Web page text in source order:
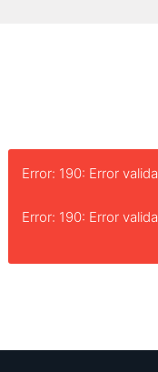
Error: 190: Error
Error: 190: Error